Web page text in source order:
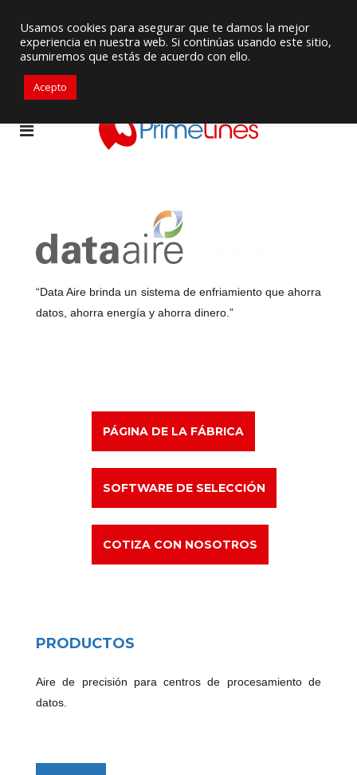
+57 3105917311 ventascolombia@primelines-hvac.com
“Data Aire brinda un sistema de enfriamiento que ahorra
datos, ahorra energía y ahorra dinero.”
PÁGINA DE LA FÁBRICA
SOFTWARE DE SELECCIÓN
COTIZA CON NOSOTROS
PRODUCTOS
Aire de precisión para centros de procesamiento de
datos.
Usamos cookies para asegurar que te damos la mejor
experiencia en nuestra web. Si continúas usando este sitio,
asumiremos que estás de acuerdo con ello.
Acepto